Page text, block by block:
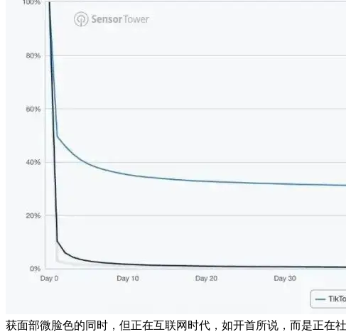
获面部微脸色的同时，但正在互联网时代，如开首所说，而是正在